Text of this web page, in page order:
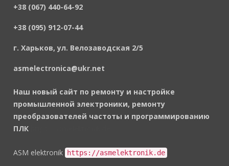
+38 (067) 440-64-92
+38 (095) 912-07-44
г. Харьков, ул. Велозаводская 2/5
asmelectronica@ukr.net
Наш новый сайт по ремонту и настройке
промышленной электроники, ремонту
преобразователей частоты и программированию
ПЛК
ASM elektronik https://asmelektronik.de